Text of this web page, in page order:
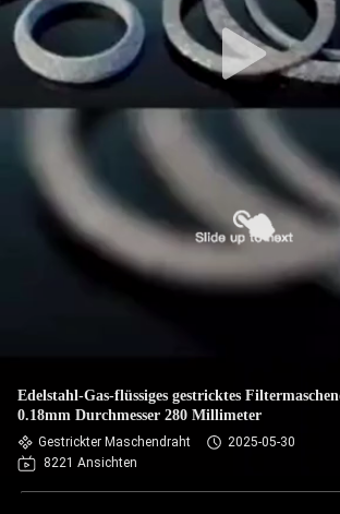
Edelstahl-Gas-flüssiges gestricktes
0.18mm Durchmesser 280 Millimeter
Gestrickter Maschendraht
2025-05-30
8221 Ansichten